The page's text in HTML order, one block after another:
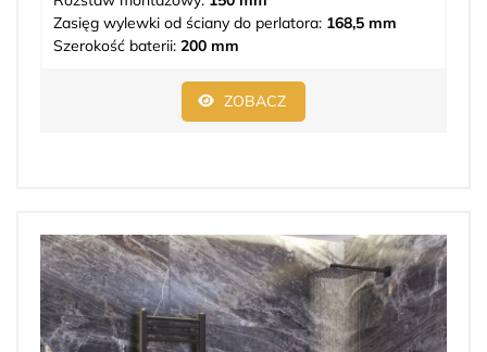
Zasięg wylewki od ściany do perlatora: 168,5 mm
Szerokość baterii: 200 mm
ZOBACZ